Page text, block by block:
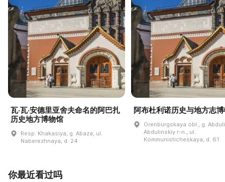
瓦·瓦·安德里亚舍夫命名的阿巴扎
历史地方博物馆
Resp. Khakasiya, g. Abaza, ul.
Naberezhnaya, d. 24
阿布杜利诺历史与地方志
Orenburgskaya obl., g.
Abdulinskiy r-n., ul.
Kommunisticheskaya, d. 61
你最近看过吗